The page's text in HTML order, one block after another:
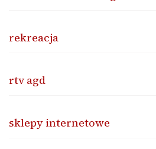
rekreacja
rtv agd
sklepy internetowe